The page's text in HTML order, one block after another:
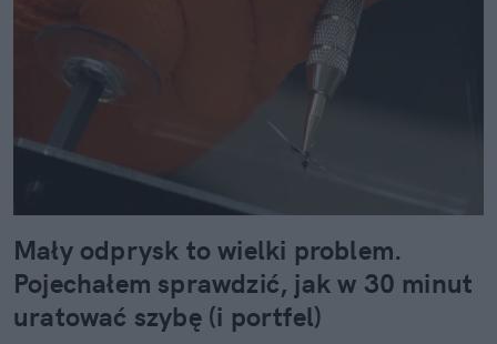
Mały odprysk to wielki problem.
Pojechałem sprawdzić, jak w 30 minut
uratować szybę (i portfel)